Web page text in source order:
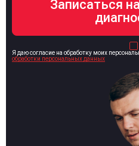
Я даю согласие на обработку моих
обработки персональных данных